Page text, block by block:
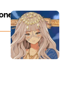
tutto ciò